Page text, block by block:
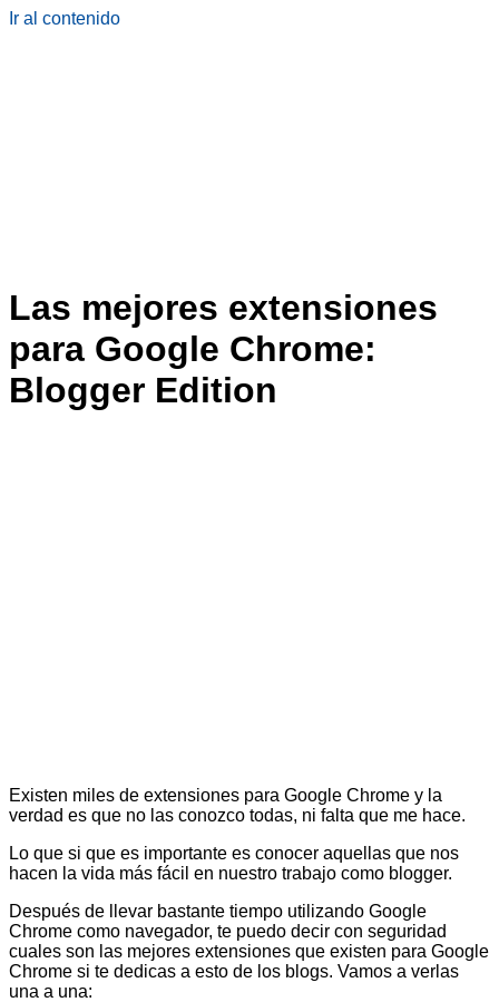
Ir al contenido
Las mejores extensiones
para Google Chrome:
Blogger Edition
Existen miles de extensiones para Google Chrome y la
verdad es que no las conozco todas, ni falta que me hace.
Lo que si que es importante es conocer aquellas que nos
hacen la vida más fácil en nuestro trabajo como blogger.
Después de llevar bastante tiempo utilizando Google
Chrome como navegador, te puedo decir con seguridad
cuales son las mejores extensiones que existen para Google
Chrome si te dedicas a esto de los blogs. Vamos a verlas
una a una: